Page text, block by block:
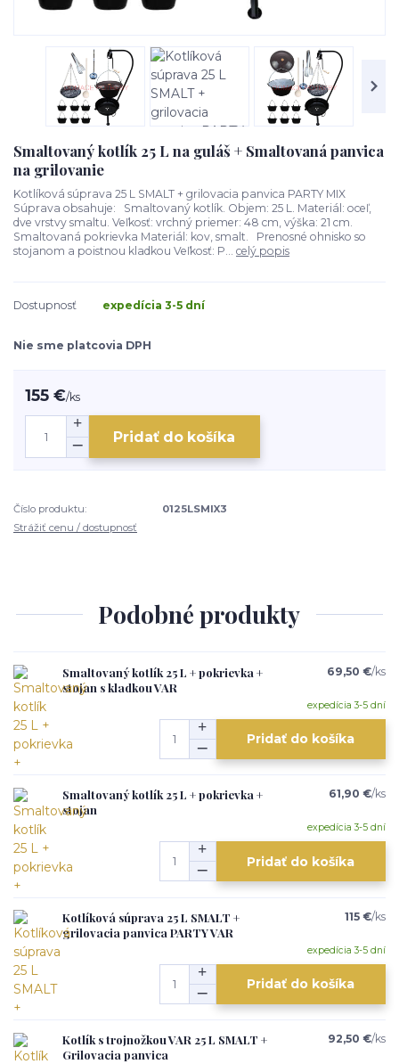
Smaltovaný kotlík 25 L na guláš + Smaltovaná panvica
na grilovanie
Kotlíková súprava 25 L SMALT + grilovacia panvica PARTY MIX
Súprava obsahuje: Smaltovaný kotlík. Objem: 25 L. Materiál: oceľ,
dve vrstvy smaltu. Veľkosť: vrchný priemer: 48 cm, výška: 21 cm.
Smaltovaná pokrievka Materiál: kov, smalt. Prenosné ohnisko so
stojanom a poistnou kladkou Veľkosť: P... celý popis
Dostupnosť expedícia 3-5 dní
Nie sme platcovia DPH
155 €/ks
Pridať do košíka
Číslo produktu:
0125LSMIX3
Strážiť cenu / dostupnosť
Podobné produkty
Smaltovaný kotlík 25 L + pokrievka +
stojan s kladkou VAR
69,50 €/ks
expedícia 3-5 dní
Pridať do košíka
Smaltovaný kotlík 25 L + pokrievka +
stojan
61,90 €/ks
expedícia 3-5 dní
Pridať do košíka
Kotlíková súprava 25 L SMALT +
grilovacia panvica PARTY VAR
115 €/ks
expedícia 3-5 dní
Pridať do košíka
Kotlík s trojnožkou VAR 25 L SMALT +
Grilovacia panvica
92,50 €/ks